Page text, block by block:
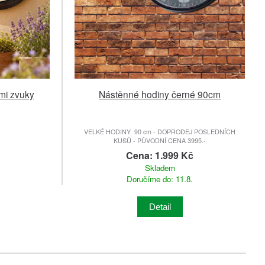
zvuky Nástěnné hodiny černé 90cm
VELKÉ HODINY 90 cm - DOPRODEJ POSLEDNÍCH
KUSŮ - PŮVODNÍ CENA 3995.-
Cena: 1.999 Kč
Skladem
Doručíme do: 11.8.
Detail